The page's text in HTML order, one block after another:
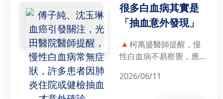
很多白血病其實是
「抽血意外發現」
🔺柯萬盛醫師提醒，慢
性白血病不易察覺，應定
出血癌 醫師從白血球異
2026/06/11